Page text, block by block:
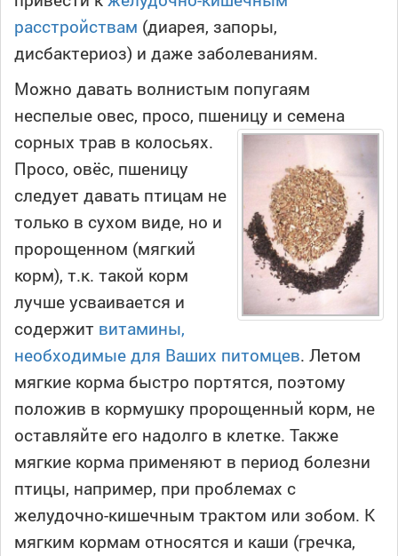
расстройствам (диарея, запоры,
дисбактериоз) и даже заболеваниям.
Можно давать волнистым попугаям
неспелые овес, просо, пшеницу и семена
сорных трав в колосьях.
Просо, овёс, пшеницу
следует давать птицам не
только в сухом виде, но и
пророщенном (мягкий
корм), т.к. такой корм
лучше усваивается и
содержит витамины,
необходимые для Ваших питомцев. Летом
мягкие корма быстро портятся, поэтому
положив в кормушку пророщенный корм, не
оставляйте его надолго в клетке. Также
мягкие корма применяют в период болезни
птицы, например, при проблемах с
желудочно-кишечным трактом или зобом. К
мягким кормам относятся и каши (гречка,